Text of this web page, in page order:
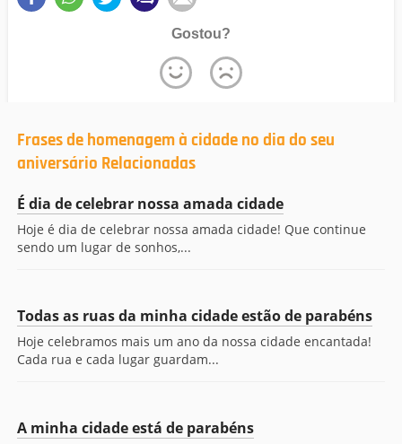
Gostou?
Frases de homenagem à cidade no dia do seu
aniversário Relacionadas
É dia de celebrar nossa amada cidade
Hoje é dia de celebrar nossa amada cidade! Que continue
sendo um lugar de sonhos,...
Todas as ruas da minha cidade estão de parabéns
Hoje celebramos mais um ano da nossa cidade encantada!
Cada rua e cada lugar guardam...
A minha cidade está de parabéns